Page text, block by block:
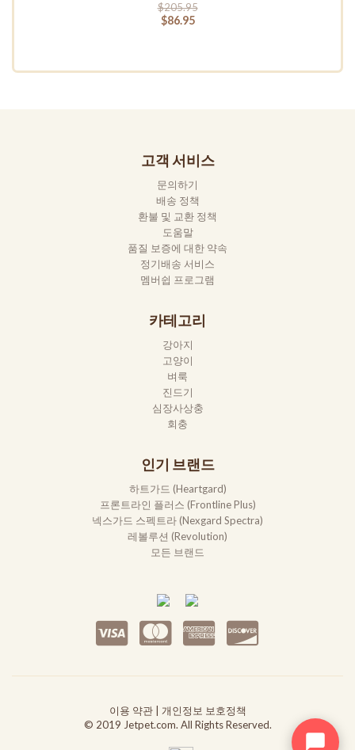
$205.95
$86.95
고객 서비스
문의하기
배송 정책
환불 및 교환 정책
도움말
품질 보증에 대한 약속
정기배송 서비스
멤버쉽 프로그램
카테고리
강아지
고양이
벼룩
진드기
심장사상충
회충
인기 브랜드
하트가드 (Heartgard)
프론트라인 플러스 (Frontline Plus)
넥스가드 스펙트라 (Nexgard Spectra)
레볼루션 (Revolution)
모든 브랜드
이용 약관| 개인정보 보호정책
© 2019 Jetpet.com. All Rights Reserved.